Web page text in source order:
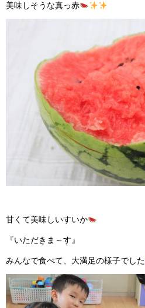
美味しそうな真っ赤
甘くて美味しいすいか
『いただきま～す』
みんなで食べて、大満足の様子でした